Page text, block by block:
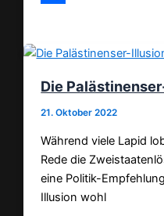
Die
21. Oktober 2022
Während viele Lapid
Rede die
eine Politik-
Illusion wohl